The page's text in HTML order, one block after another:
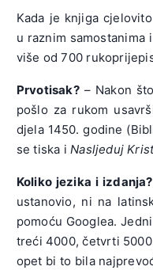
Kada je knjiga
u raznim samostanima
više od 700
Prvotisak?– Nakon
pošlo za rukom
djela 1450. godine
se tiska iNasljeduj
Koliko jezika i izdanja?
ustanovio, ni na
pomoću Googlea.
treći 4000, četvrti
opet bi to bila